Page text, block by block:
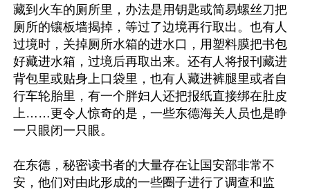
藏到火车的厕所里，办法是用钥匙或简易螺丝刀把
厕所的镶板墙揭掉，等过了边境再行取出。也有人
过境时，关掉厕所水箱的进水口，用塑料膜把书包
好藏进水箱，过境后再取出来。还有人将报刊藏进
背包里或贴身上口袋里，也有人藏进裤腿里或者自
行车轮胎里，有一个胖妇人还把报纸直接绑在肚皮
上……更令人惊奇的是，一些东德海关人员也是睁
一只眼闭一只眼。
在东德，秘密读书者的大量存在让国安部非常不
安，他们对由此形成的一些圈子进行了调查和监